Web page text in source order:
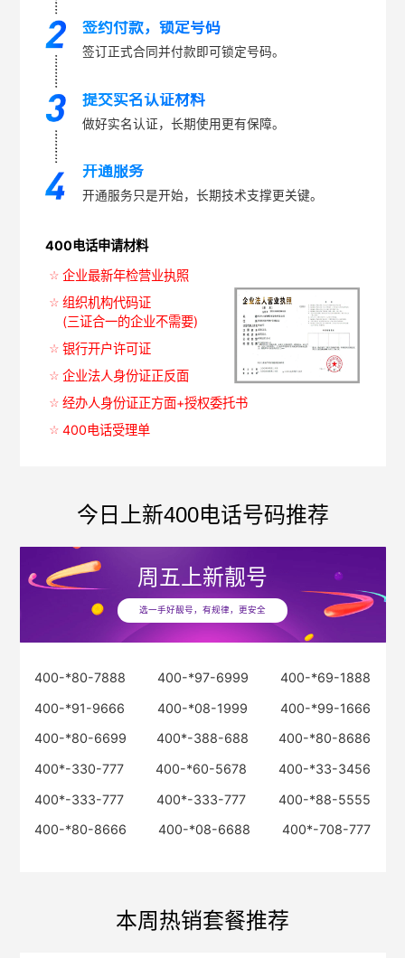
签约付款，锁定号码
签订正式合同并付款即可锁定号码。
提交实名认证材料
做好实名认证，长期使用更有保障。
开通服务
开通服务只是开始，长期技术支撑更关键。
400电话申请材料
企业最新年检营业执照
组织机构代码证
(三证合一的企业不需要)
银行开户许可证
企业法人身份证正反面
经办人身份证正方面+授权委托书
400电话受理单
今日上新400电话号码推荐
周五上新靓号
选一手好靓号，有规律，更安全
400-*80-7888 400-*97-6999
400-*69-1888
400-*91-9666
400-*08-1999
400-*99-1666
400-*80-6699
400*-388-688
400-*80-8686
400*-330-777
400-*60-5678
400-*33-3456
400*-333-777
400*-333-777
400-*88-5555
400-*80-8666
400-*08-6688 400*-708-777
本周热销套餐推荐